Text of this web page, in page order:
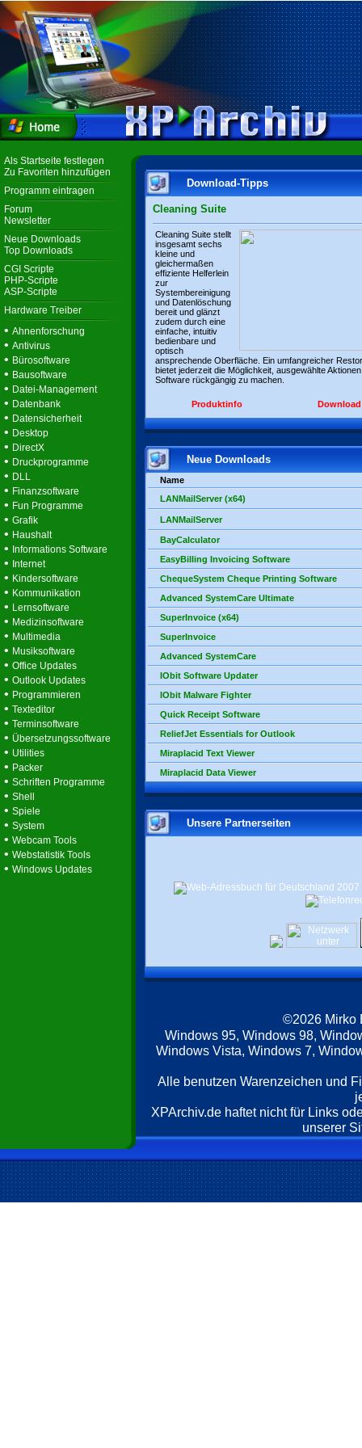
Als Startseite festlegen
Zu Favoriten hinzufügen
Programm eintragen
Forum
Newsletter
Neue Downloads
Top Downloads
CGI Scripte
PHP-Scripte
ASP-Scripte
Hardware Treiber
• Ahnenforschung
• Antivirus
• Bürosoftware
• Bausoftware
• Datei-Management
• Datenbank
• Datensicherheit
• Desktop
• DirectX
• Druckprogramme
• DLL
• Finanzsoftware
• Fun Programme
• Grafik
• Haushalt
• Informations Software
• Internet
• Kindersoftware
• Kommunikation
• Lernsoftware
• Medizinsoftware
• Multimedia
• Musiksoftware
• Office Updates
• Outlook Updates
• Programmieren
• Texteditor
• Terminsoftware
• Übersetzungssoftware
• Utilities
• Packer
• Schriften Programme
• Shell
• Spiele
• System
• Webcam Tools
• Webstatistik Tools
• Windows Updates
Download-Tipps
Cleaning Suite
Cleaning Suite stellt
insgesamt sechs
kleine und
gleichermaßen
effiziente Helferlein
zur
Systembereinigung
und Datenlöschung
bereit und glänzt
zudem durch eine
einfache, intuitiv
bedienbare und
optisch
ansprechende Oberfläche. Ein umfangreicher
bietet jederzeit die Möglichkeit, ausgewählte
Software rückgängig zu machen.
Produktinfo Download
Neue Downloads
Name
LANMailServer (x64)
LANMailServer
BayCalculator
EasyBilling Invoicing Software
ChequeSystem Cheque Printing Software
Advanced SystemCare Ultimate
SuperInvoice (x64)
SuperInvoice
Advanced SystemCare
IObit Software Updater
IObit Malware Fighter
Quick Receipt Software
ReliefJet Essentials for Outlook
Miraplacid Text Viewer
Miraplacid Data Viewer
Unsere Partnerseiten
©2026 Mirko
Windows 95, Windows 98,
Windows Vista, Windows 7,
Alle benutzen Warenzeichen und
XPArchiv.de haftet nicht für Links
unserer